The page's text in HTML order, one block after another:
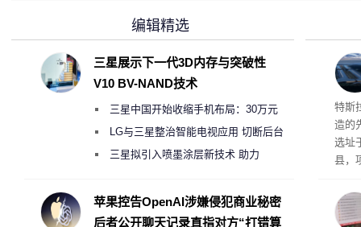
特斯
造的
选址
县，
在
疑
编辑精选
三星展示下一代3D内存与突破性
V10 BV-NAND技术
三星中国开始收缩手机布局：30万元
月销售额不达标门店 将被逐步清退
LG与三星整治智能电视应用 切断后台
偷偷共享带宽的违规行为
三星拟引入喷墨涂层新技术 助力
度
苹果控告OpenAI涉嫌侵犯商业秘密
后者公开聊天记录直指对方“打错算